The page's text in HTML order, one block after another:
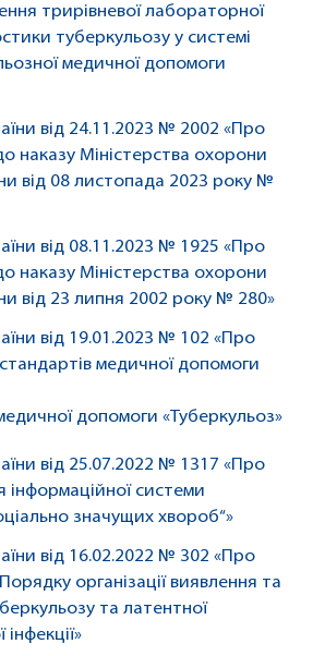
трирівневої лабораторної
туберкульозу у системі
медичної допомоги
від 24.11.2023 № 2002 «Про
наказу Міністерства охорони
від 08 листопада 2023 року №
від 08.11.2023 № 1925 «Про
наказу Міністерства охорони
від 23 липня 2002 року № 280»
від 19.01.2023 № 102 «Про
медичної допомоги
допомоги «Туберкульоз»
від 25.07.2022 № 1317 «Про
інформаційної системи
значущих хвороб“»
від 16.02.2022 № 302 «Про
організації виявлення та
та латентної